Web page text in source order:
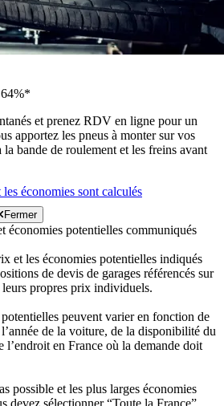
et prenez RDV en ligne pour un
apportez les pneus à monter sur vos
bande de roulement et les freins avant
économies sont calculés
Fermer
économies potentielles communiqués
et les économies potentielles indiqués
de devis de garages référencés sur
propres prix individuels.
peuvent varier en fonction de
de la voiture, de la disponibilité du
l’endroit en France où la demande doit
possible et les plus larges économies
devez sélectionner “Toute la France”